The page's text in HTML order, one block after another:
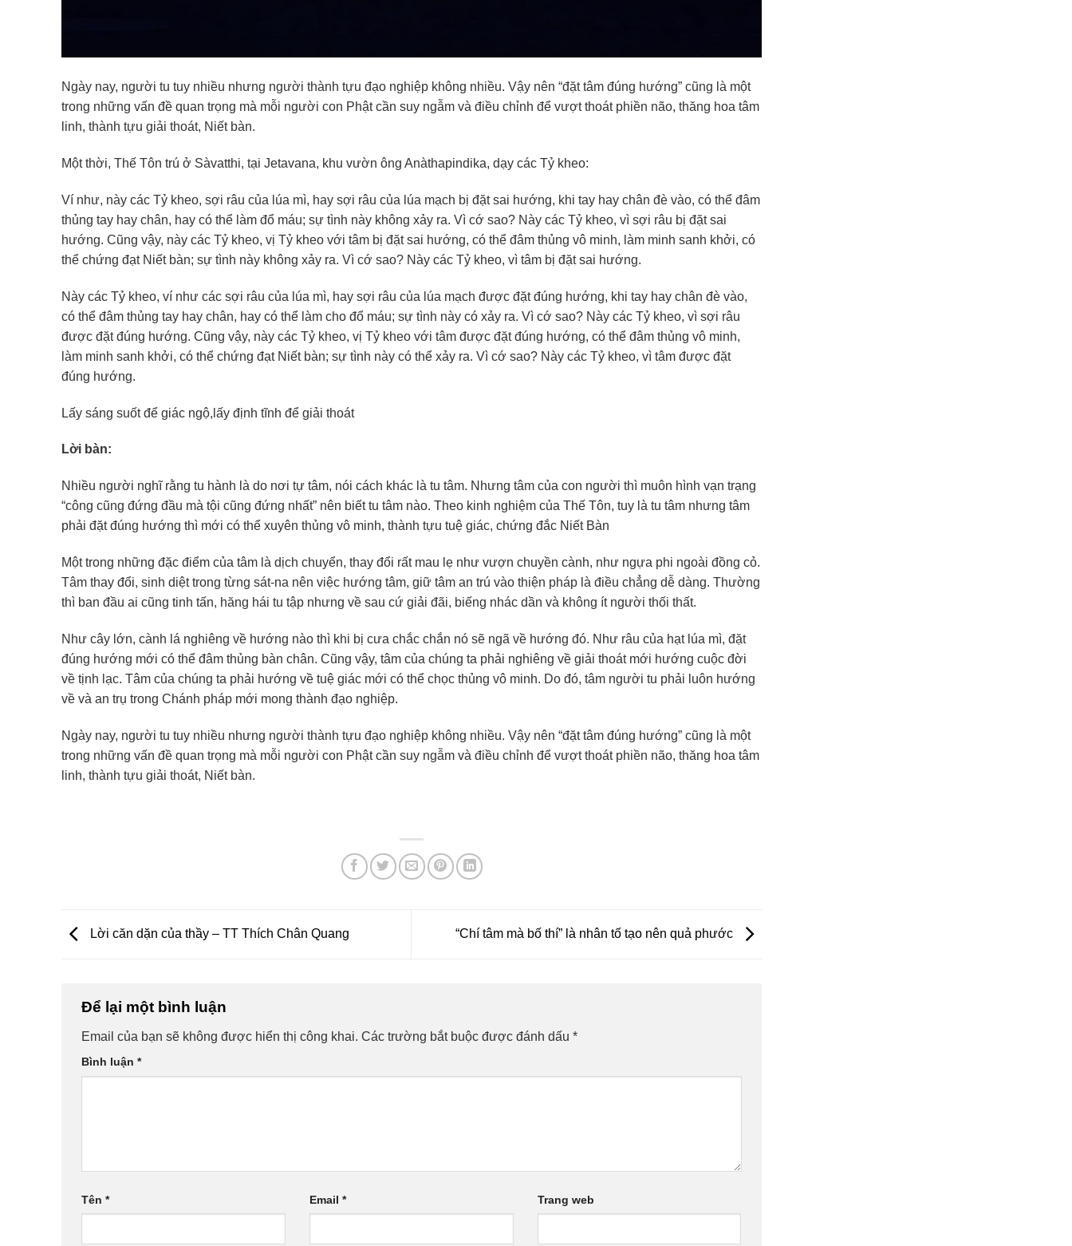
Ngày nay, người tu tuy nhiều nhưng người thành tựu đạo nghiệp không nhiều. Vậy nên “đặt tâm đúng hướng” cũng là một
trong những vấn đề quan trọng mà mỗi người con Phật cần suy ngẫm và điều chỉnh để vượt thoát phiền não, thăng hoa tâm
linh, thành tựu giải thoát, Niết bàn.
Một thời, Thế Tôn trú ở Sàvatthi, tại Jetavana, khu vườn ông Anàthapindika, dạy các Tỷ kheo:
Ví như, này các Tỷ kheo, sợi râu của lúa mì, hay sợi râu của lúa mạch bị đặt sai hướng, khi tay hay chân đè vào, có thể đâm
thủng tay hay chân, hay có thể làm đổ máu; sự tình này không xảy ra. Vì cớ sao? Này các Tỷ kheo, vì sợi râu bị đặt sai
hướng. Cũng vậy, này các Tỷ kheo, vị Tỷ kheo với tâm bị đặt sai hướng, có thể đâm thủng vô minh, làm minh sanh khởi, có
thể chứng đạt Niết bàn; sự tình này không xảy ra. Vì cớ sao? Này các Tỷ kheo, vì tâm bị đặt sai hướng.
Này các Tỷ kheo, ví như các sợi râu của lúa mì, hay sợi râu của lúa mạch được đặt đúng hướng, khi tay hay chân đè vào,
có thể đâm thủng tay hay chân, hay có thể làm cho đổ máu; sự tình này có xảy ra. Vì cớ sao? Này các Tỷ kheo, vì sợi râu
được đặt đúng hướng. Cũng vậy, này các Tỷ kheo, vị Tỷ kheo với tâm được đặt đúng hướng, có thể đâm thủng vô minh,
làm minh sanh khởi, có thể chứng đạt Niết bàn; sự tình này có thể xảy ra. Vì cớ sao? Này các Tỷ kheo, vì tâm được đặt
đúng hướng.
Lấy sáng suốt để giác ngộ,lấy định tĩnh để giải thoát
Lời bàn:
Nhiều người nghĩ rằng tu hành là do nơi tự tâm, nói cách khác là tu tâm. Nhưng tâm của con người thì muôn hình vạn trạng
“công cũng đứng đầu mà tội cũng đứng nhất” nên biết tu tâm nào. Theo kinh nghiệm của Thế Tôn, tuy là tu tâm nhưng tâm
phải đặt đúng hướng thì mới có thể xuyên thủng vô minh, thành tựu tuệ giác, chứng đắc Niết Bàn
Một trong những đặc điểm của tâm là dịch chuyển, thay đổi rất mau lẹ như vượn chuyền cành, như ngựa phi ngoài đồng cỏ.
Tâm thay đổi, sinh diệt trong từng sát-na nên việc hướng tâm, giữ tâm an trú vào thiện pháp là điều chẳng dễ dàng. Thường
thì ban đầu ai cũng tinh tấn, hăng hái tu tập nhưng về sau cứ giải đãi, biếng nhác dần và không ít người thối thất.
Như cây lớn, cành lá nghiêng về hướng nào thì khi bị cưa chắc chắn nó sẽ ngã về hướng đó. Như râu của hạt lúa mì, đặt
đúng hướng mới có thể đâm thủng bàn chân. Cũng vậy, tâm của chúng ta phải nghiêng về giải thoát mới hướng cuộc đời
về tịnh lạc. Tâm của chúng ta phải hướng về tuệ giác mới có thể chọc thủng vô minh. Do đó, tâm người tu phải luôn hướng
về và an trụ trong Chánh pháp mới mong thành đạo nghiệp.
Ngày nay, người tu tuy nhiều nhưng người thành tựu đạo nghiệp không nhiều. Vậy nên “đặt tâm đúng hướng” cũng là một
trong những vấn đề quan trọng mà mỗi người con Phật cần suy ngẫm và điều chỉnh để vượt thoát phiền não, thăng hoa tâm
linh, thành tựu giải thoát, Niết bàn.
Lời căn dặn của thầy – TT Thích Chân Quang “Chí tâm mà bố thí” là nhân tố tạo nên quả phước
Để lại một bình luận
Email của bạn sẽ không được hiển thị công khai. Các trường bắt buộc được đánh dấu *
Bình luận *
Tên * Email * Trang web